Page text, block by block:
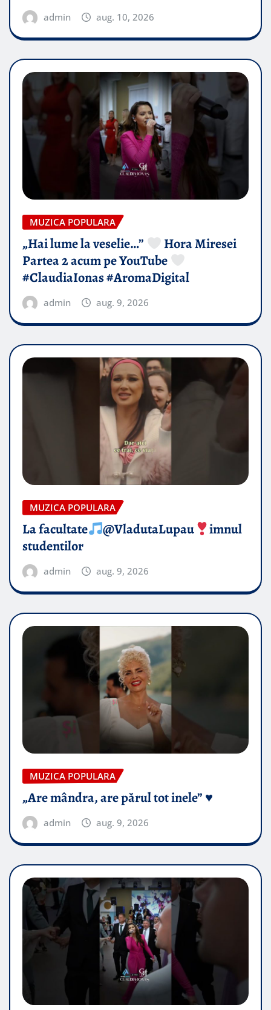
admin aug. 10, 2026
MUZICA POPULARA
„Hai lume la veselie…”
Hora Miresei
Partea 2 acum pe YouTube
#ClaudiaIonas #AromaDigital
admin aug. 9, 2026
MUZICA POPULARA
La facultate @VladutaLupau
imnul
studentilor
admin aug. 9, 2026
MUZICA POPULARA
„Are mândra, are părul tot inele” ♥️
admin aug. 9, 2026